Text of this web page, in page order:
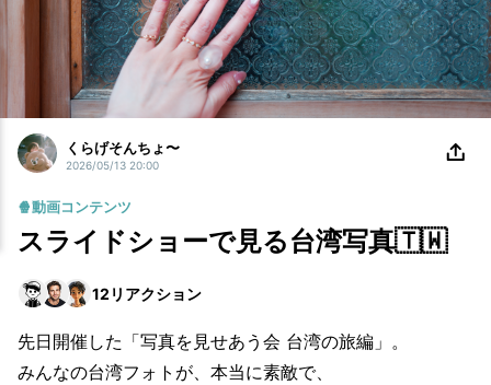
くらげそんちょ〜
2026/05/13 20:00
🍿動画コンテンツ
スライドショーで見る台湾写真🇹🇼
12 リアクション
先日開催した「写真を見せあう会 台湾の旅編」。
みんなの台湾フォトが、本当に素敵で、